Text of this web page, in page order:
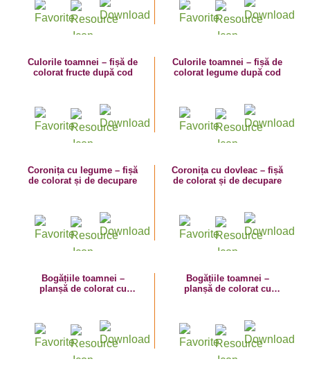
Culorile toamnei – fișă de
colorat fructe după cod
Culorile toamnei – fișă de
colorat legume după cod
Coronița cu legume – fișă
de colorat și de decupare
Coronița cu dovleac – fișă
de colorat și de decupare
Bogățiile toamnei –
planșă de colorat cu
Bogățiile toamnei –
planșă de colorat cu